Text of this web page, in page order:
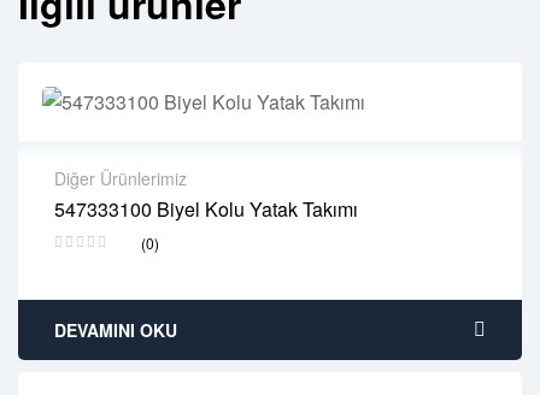
Diğer Ürünlerimiz
547333100 Biyel Kolu Yatak Takımı
(0)
2 years warranty
Delivery time: 1-2 business days
DEVAMINI OKU